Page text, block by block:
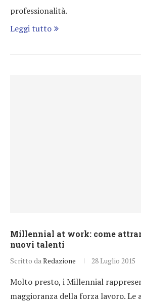
professionalità.
Leggi tutto
Millennial at work: come
nuovi talenti
Scritto da Redazione 28 Luglio 2015
Molto presto, i Millennial
maggioranza della forza lavoro. Le